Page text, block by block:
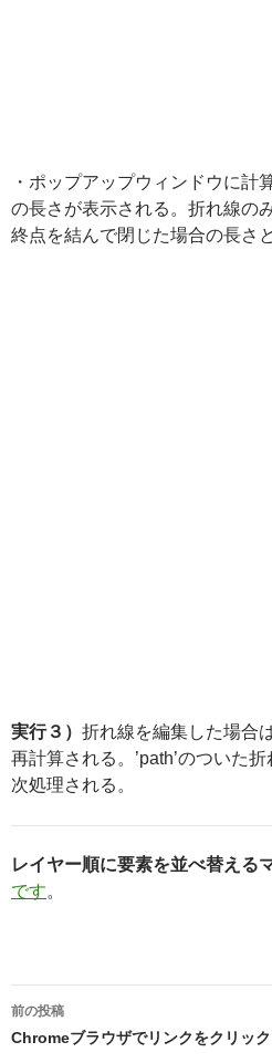
・ポップアップウィンドウに計
の長さが表示される。折れ線の
終点を結んで閉じた場合の長さ
実行３） 折れ線を編集した場合
再計算される。’path’のついた
次処理される。
レイヤー順に要素を並べ替える
です。
投
稿
前の投稿
Chromeブラウザでリンクをクリッ